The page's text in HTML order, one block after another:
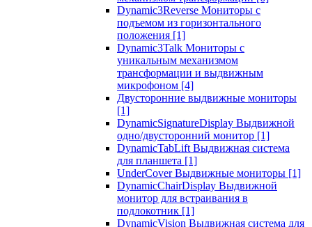
Dynamic3Reverse Мониторы с
подъемом из горизонтального
положения [1]
Dynamic3Talk Мониторы с
уникальным механизмом
трансформации и выдвижным
микрофоном [4]
Двусторонние выдвижные мониторы
[1]
DynamicSignatureDisplay Выдвижной
одно/двусторонний монитор [1]
DynamicTabLift Выдвижная система
для планшета [1]
UnderCover Выдвижные мониторы [1]
DynamicChairDisplay Выдвижной
монитор для встраивания в
подлокотник [1]
DynamicVision Выдвижная система для